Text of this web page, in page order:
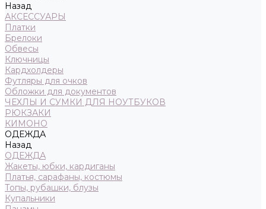
Назад
АКСЕССУАРЫ
Платки
Брелоки
Обвесы
Ключницы
Кардхолдеры
Футляры для очков
Обложки для документов
ЧЕХЛЫ И СУМКИ ДЛЯ НОУТБУКОВ
РЮКЗАКИ
КИМОНО
ОДЕЖДА
Назад
ОДЕЖДА
Жакеты, юбки, кардиганы
Платья, сарафаны, костюмы
Топы, рубашки, блузы
Купальники